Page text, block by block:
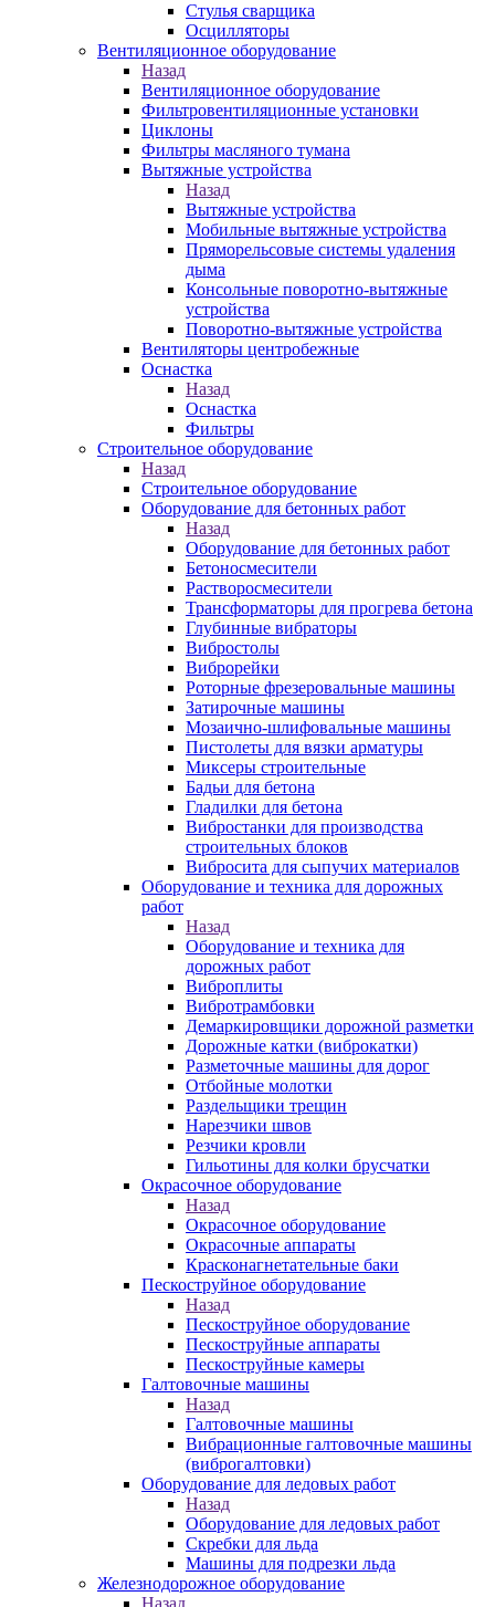
Стулья сварщика
Осцилляторы
Вентиляционное оборудование
Назад
Вентиляционное оборудование
Фильтровентиляционные установки
Циклоны
Фильтры масляного тумана
Вытяжные устройства
Назад
Вытяжные устройства
Мобильные вытяжные устройства
Пряморельсовые системы удаления
дыма
Консольные поворотно-вытяжные
устройства
Поворотно-вытяжные устройства
Вентиляторы центробежные
Оснастка
Назад
Оснастка
Фильтры
Строительное оборудование
Назад
Строительное оборудование
Оборудование для бетонных работ
Назад
Оборудование для бетонных работ
Бетоносмесители
Растворосмесители
Трансформаторы для прогрева бетона
Глубинные вибраторы
Вибростолы
Виброрейки
Роторные фрезеровальные машины
Затирочные машины
Мозаично-шлифовальные машины
Пистолеты для вязки арматуры
Миксеры строительные
Бадьи для бетона
Гладилки для бетона
Вибростанки для производства
строительных блоков
Вибросита для сыпучих материалов
Оборудование и техника для дорожных
работ
Назад
Оборудование и техника для
дорожных работ
Виброплиты
Вибротрамбовки
Демаркировщики дорожной разметки
Дорожные катки (виброкатки)
Разметочные машины для дорог
Отбойные молотки
Раздельщики трещин
Нарезчики швов
Резчики кровли
Гильотины для колки брусчатки
Окрасочное оборудование
Назад
Окрасочное оборудование
Окрасочные аппараты
Красконагнетательные баки
Пескоструйное оборудование
Назад
Пескоструйное оборудование
Пескоструйные аппараты
Пескоструйные камеры
Галтовочные машины
Назад
Галтовочные машины
Вибрационные галтовочные машины
(виброгалтовки)
Оборудование для ледовых работ
Назад
Оборудование для ледовых работ
Скребки для льда
Машины для подрезки льда
Железнодорожное оборудование
Назад